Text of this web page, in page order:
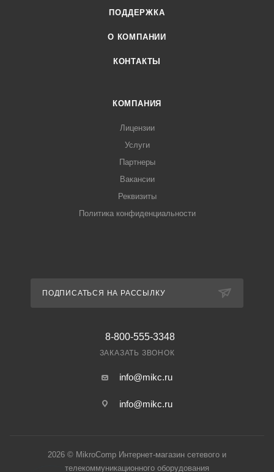
ПОДДЕРЖКА
О КОМПАНИИ
КОНТАКТЫ
КОМПАНИЯ
Лицензии
Услуги
Партнеры
Вакансии
Реквизиты
Политика конфиденциальности
ПОДПИСАТЬСЯ НА РАССЫЛКУ
8-800-555-3348
ЗАКАЗАТЬ ЗВОНОК
info@mikc.ru
info@mikc.ru
2026 © MikroComp Интернет-магазин сетевого и
телекоммуникационного оборудования